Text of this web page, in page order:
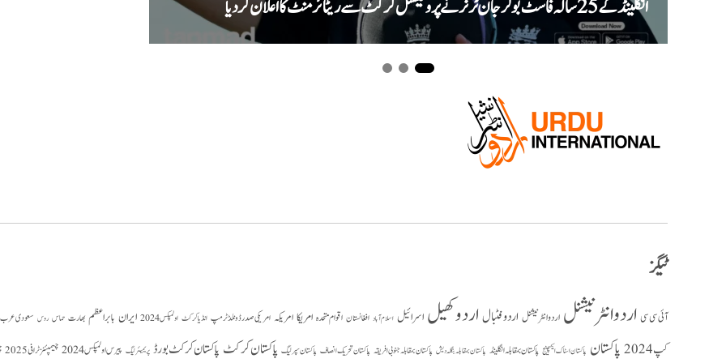
انگلینڈ کے 25 سالہ فاسٹ بولر جان ٹر نر نے پروفیشنل کرکٹ سے ریٹائرمنٹ کا اعلان کر دیا
ٹیگز
آئی سی سی اردو انٹرنیشنل اردو انٹر نیشنل اردو فٹبالاردو کھیل اسرائیل اسلام آباد افغانستان اقوام متحدہ امریکاامریکہ امریکی صدر ڈونلڈ ٹرمپ انڈیا کرکٹ اولمپکس 2024 ایران بابر اعظم بھارت حماس روس سعودی عرب
کپ 2024
پاکستان پاکستان اسٹاک ایکسچینج پاکستان بمقابلہ انگلینڈ پاکستان بمقابلہ بنگلہ دیش پاکستان بمقابلہ جنوبی افریقہ پاکستان تحریک انصاف پاکستان سپر لیگ پاکستان کرکٹ پاکستان کرکٹ بورڈ پریمیئر لیگ پیرس اولمپکس 2024 چیمپئنز ٹرافی 2025